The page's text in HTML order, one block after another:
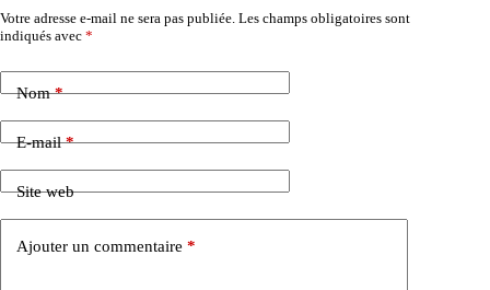
Votre adresse e-mail ne sera pas publiée. Les champs obligatoires sont
indiqués avec *
Nom*
E-mail*
Site web
Ajouter un commentaire *